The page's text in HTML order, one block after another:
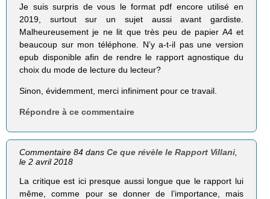
Je suis surpris de vous le format pdf encore utilisé en
2019, surtout sur un sujet aussi avant gardiste.
Malheureusement je ne lit que très peu de papier A4 et
beaucoup sur mon téléphone. N’y a-t-il pas une version
epub disponible afin de rendre le rapport agnostique du
choix du mode de lecture du lecteur?
Sinon, évidemment, merci infiniment pour ce travail.
Répondre à ce commentaire
Commentaire 84 dansCe que révèle le Rapport Villani
le 2 avril 2018
La critique est ici presque aussi longue que le rapport lui
même, comme pour se donner de l’importance, mais